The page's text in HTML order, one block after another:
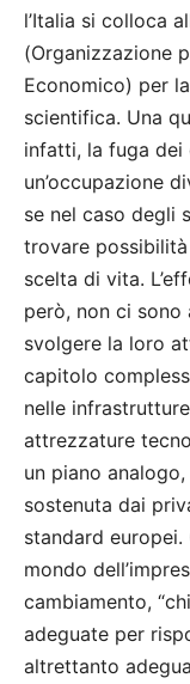
l’Italia si colloca
(Organizzazione
Economico) per
scientifica. Una
infatti, la fuga dei
un’occupazione
se nel caso degli
trovare possibilità
scelta di vita.
però, non ci
svolgere la loro
capitolo
nelle
attrezzature
un piano
sostenuta dai
standard
mondo
cambiamento,
adeguate per
altrettanto